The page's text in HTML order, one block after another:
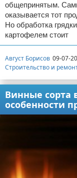
общепринятым.
оказывается тот
Но обработка
картофелем стоит
Август Борисов 09-07-
Строительство и
Винные сорта
особенности